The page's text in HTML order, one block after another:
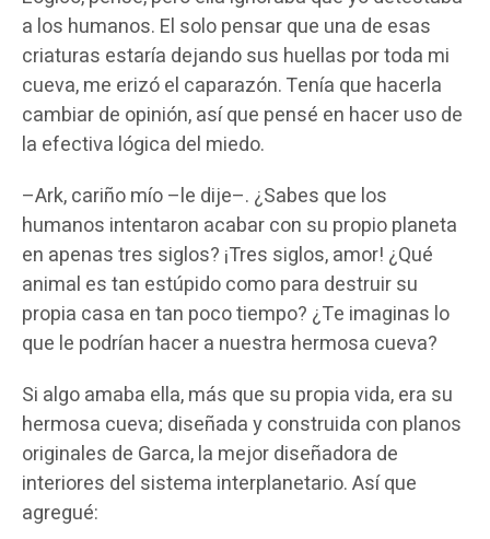
a los humanos. El solo pensar que una de esas
criaturas estaría dejando sus huellas por toda mi
cueva, me erizó el caparazón. Tenía que hacerla
cambiar de opinión, así que pensé en hacer uso de
la efectiva lógica del miedo.
–Ark, cariño mío –le dije–. ¿Sabes que los
humanos intentaron acabar con su propio planeta
en apenas tres siglos? ¡Tres siglos, amor! ¿Qué
animal es tan estúpido como para destruir su
propia casa en tan poco tiempo? ¿Te imaginas lo
que le podrían hacer a nuestra hermosa cueva?
Si algo amaba ella, más que su propia vida, era su
hermosa cueva; diseñada y construida con planos
originales de Garca, la mejor diseñadora de
interiores del sistema interplanetario. Así que
agregué: